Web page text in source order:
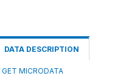
DATA DESCRIPTION
GET MICRODATA